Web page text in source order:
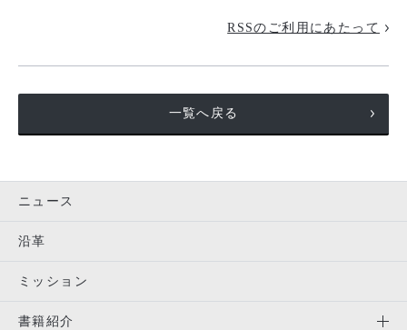
RSSのご利用にあたって
一覧へ戻る
ニュース
沿革
ミッション
書籍紹介